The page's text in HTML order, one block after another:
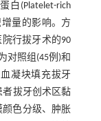
白(Platelet-rich
增量的影响。方
院行拔牙术的90
对照组(45例)和
凝块填充拔牙
者拔牙创术区黏
颜色分级、肿胀